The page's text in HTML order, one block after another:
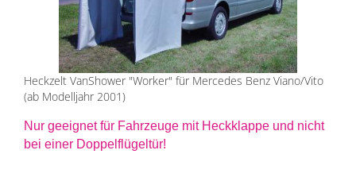
Heckzelt VanShower "Worker" für Mercedes Benz Viano/Vito
(ab Modelljahr 2001)
Nur geeignet für Fahrzeuge mit Heckklappe und nicht
bei einer Doppelflügeltür!